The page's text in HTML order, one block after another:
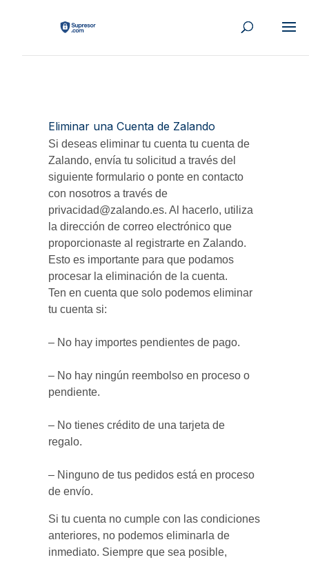
Eliminar una Cuenta de Zalando
Si deseas eliminar tu cuenta tu cuenta de
Zalando, envía tu solicitud a través del
siguiente formulario o ponte en contacto
con nosotros a través de
privacidad@zalando.es. Al hacerlo, utiliza
la dirección de correo electrónico que
proporcionaste al registrarte en Zalando.
Esto es importante para que podamos
procesar la eliminación de la cuenta.
Ten en cuenta que solo podemos eliminar
tu cuenta si:
– No hay importes pendientes de pago.
– No hay ningún reembolso en proceso o
pendiente.
– No tienes crédito de una tarjeta de
regalo.
– Ninguno de tus pedidos está en proceso
de envío.
Si tu cuenta no cumple con las condiciones
anteriores, no podemos eliminarla de
inmediato. Siempre que sea posible,